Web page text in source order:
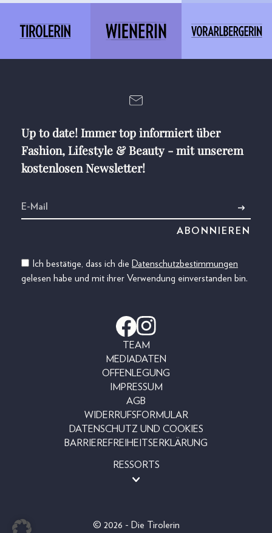
Up to date! Immer top informiert über
Fashion, Lifestyle & Beauty - mit unserem
kostenlosen Newsletter!
Ich bestätige, dass ich die Datenschutzbestimmungen
gelesen habe und mit ihrer Verwendung einverstanden bin.
TEAM
MEDIADATEN
OFFENLEGUNG
IMPRESSUM
AGB
WIDERRUFSFORMULAR
DATENSCHUTZ UND COOKIES
BARRIEREFREIHEITSERKLÄRUNG
RESSORTS
© 2026 - Die Tirolerin